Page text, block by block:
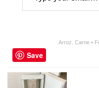
Arroz ,Carne •
Save